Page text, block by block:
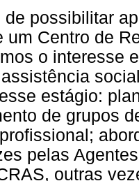
possibilitar
um Centro de
o interesse
estágio:
de grupos
pelas
outras